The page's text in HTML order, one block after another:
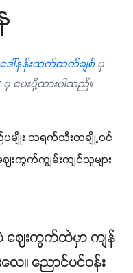
ဒေါ်နန်းထက်ထက်ချစ်မှ
မှ ပေးပို့ထားပါသည်။
မျိုး သရက်သီးတချို့ ဝင်
ေးကွက်ကျွမ်းကျင်သူများ
ပဲ ဈေးကွက်ထဲမှာ ကျန်
ေ။ ညောင်ပင်ဝန်း